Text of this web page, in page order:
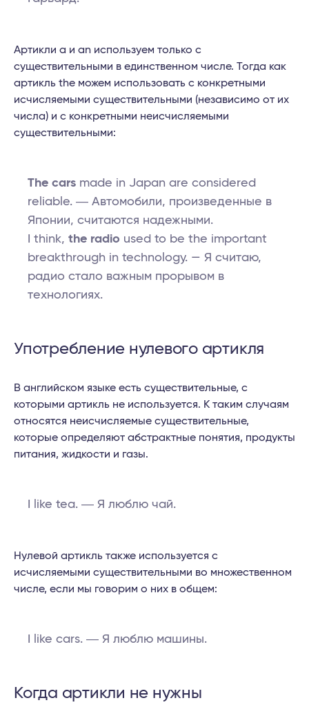
Артикли a и an используем только с
существительными в единственном числе. Тогда как
артикль the можем использовать с конкретными
исчисляемыми существительными (независимо от их
числа) и с конкретными неисчисляемыми
существительными:
The cars made in Japan are considered
reliable. ― Автомобили, произведенные в
Японии, считаются надежными.
I think, the radio used to be the important
breakthrough in technology. — Я считаю,
радио стало важным прорывом в
технологиях.
Употребление нулевого артикля
В английском языке есть существительные, с
которыми артикль не используется. К таким случаям
относятся неисчисляемые существительные,
которые определяют абстрактные понятия, продукты
питания, жидкости и газы.
I like tea. ― Я люблю чай.
Нулевой артикль также используется с
исчисляемыми существительными во множественном
числе, если мы говорим о них в общем:
I like cars. ― Я люблю машины.
Когда артикли не нужны